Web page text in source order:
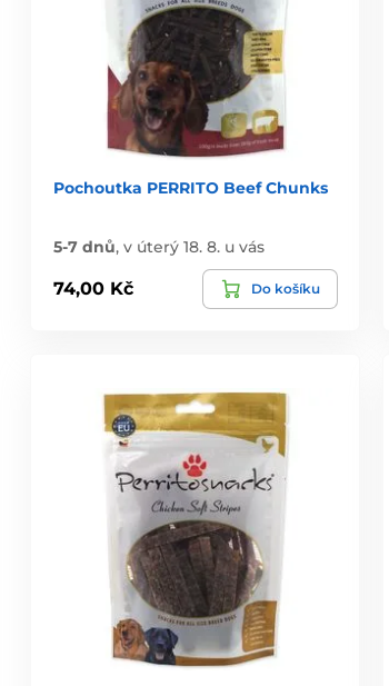
Pochoutka PERRITO Beef Chunks
5-7 dnů, v úterý 18. 8. u vás
74,00 Kč Do košíku